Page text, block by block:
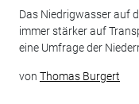
Das Niedrigwasser auf
immer stärker auf
eine Umfrage der
von Thomas Burgert